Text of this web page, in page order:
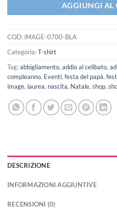
AGGIUNGI AL
COD: iMAGE-0700-BLA
Categoria:T-shirt
Tag:abbigliamento, addio al celibato,
compleanno, Eventi, festa del papà,
image, laurea, nascita, Natale, shop,
DESCRIZIONE
INFORMAZIONI AGGIUNTIVE
RECENSIONI (0)